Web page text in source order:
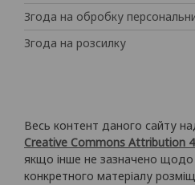
Згода на обробку
Згода на розсилку
Весь контент даного сайту
Creative Commons Attribution
якщо інше не зазначено щодо
конкретного матеріалу